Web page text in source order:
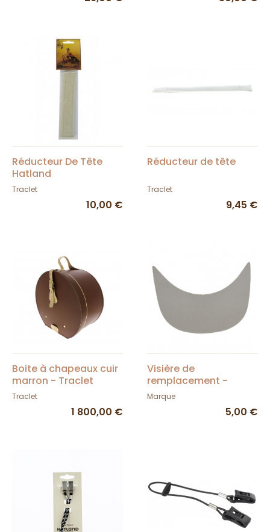
Réducteur De Tête
Hatland
Traclet
10,00 €
Réducteur de tête
Traclet
9,45 €
Boite à chapeaux cuir
marron - Traclet
Traclet
1 800,00 €
Visière de
remplacement -
Traclet
Marque
5,00 €